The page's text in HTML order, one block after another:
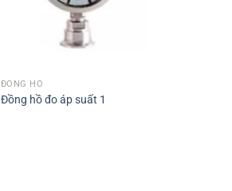
ĐỒNG HỒ
Đồng hồ đo áp suất 1